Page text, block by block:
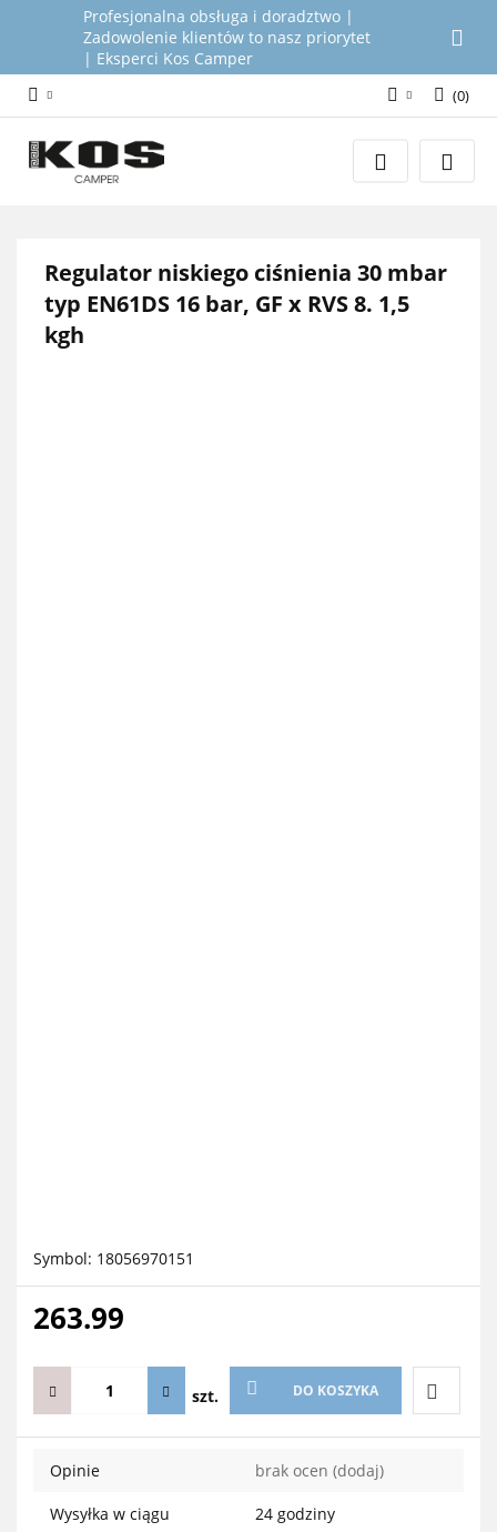
Profesjonalna obsługa i doradztwo |
Zadowolenie klientów to nasz priorytet
| Eksperci Kos Camper
Załóż konto
(0)
Regulator niskiego ciśnienia 30 mbar
typ EN61DS 16 bar, GF x RVS 8. 1,5
kgh
Symbol: 18056970151
263.99
szt. DO KOSZYKA
Do
Opinie brak ocen (dodaj)
Wysyłka w ciągu 24 godziny